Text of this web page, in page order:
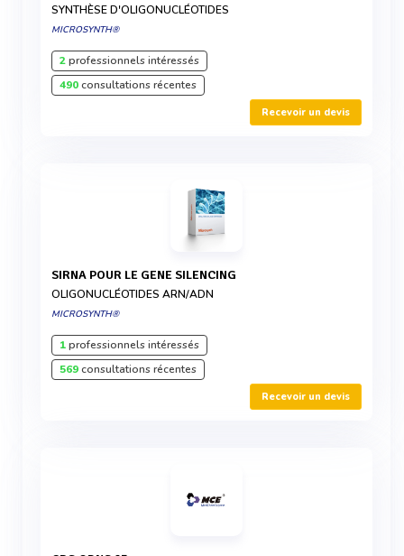
SYNTHÈSE D'OLIGONUCLÉOTIDES
MICROSYNTH®
2professionnels intéressés
490consultations récentes
Recevoir un devis
SIRNA POUR LE GENE SILENCING
OLIGONUCLÉOTIDES ARN/ADN
MICROSYNTH®
1professionnels intéressés
569consultations récentes
Recevoir un devis